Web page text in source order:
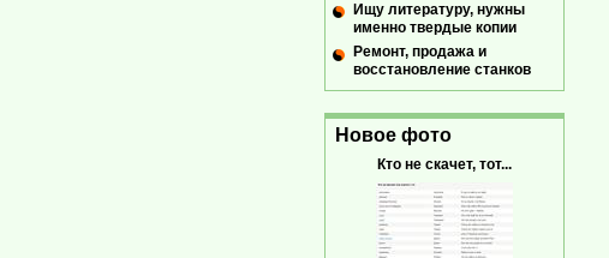
Ищу литературу, нужны
именно твердые копии
Ремонт, продажа и
восстановление станков
Новое фото
Кто не скачет, тот...